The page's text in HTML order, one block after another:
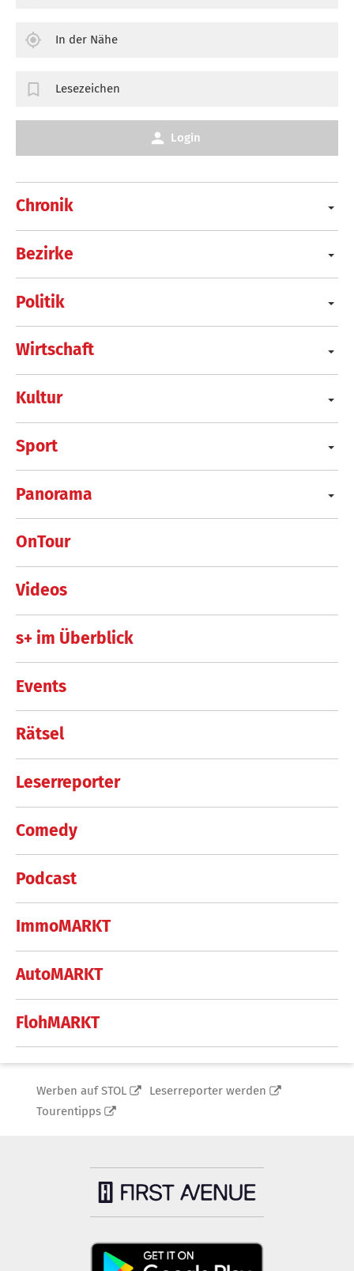
Chronik
Bezirke
Politik
Wirtschaft
Kultur
Sport
Panorama
OnTour
Videos
s+ im Überblick
Events
Rätsel
Leserreporter
Comedy
Podcast
ImmoMARKT
AutoMARKT
FlohMARKT
In der Nähe
Lesezeichen
Login
Werben auf STOL
Leserreporter werden
Tourentipps